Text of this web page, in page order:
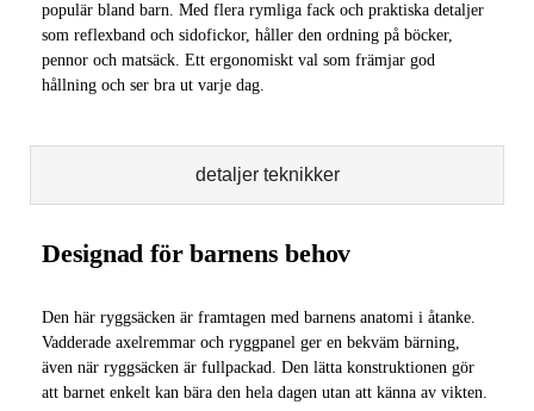
detaljer teknikker
populär bland barn. Med flera rymliga fack och praktiska detaljer
som reflexband och sidofickor, håller den ordning på böcker,
pennor och matsäck. Ett ergonomiskt val som främjar god
hållning och ser bra ut varje dag.
Designad för barnens behov
Den här ryggsäcken är framtagen med barnens anatomi i åtanke.
Vadderade axelremmar och ryggpanel ger en bekväm bärning,
även när ryggsäcken är fullpackad. Den lätta konstruktionen gör
att barnet enkelt kan bära den hela dagen utan att känna av vikten.